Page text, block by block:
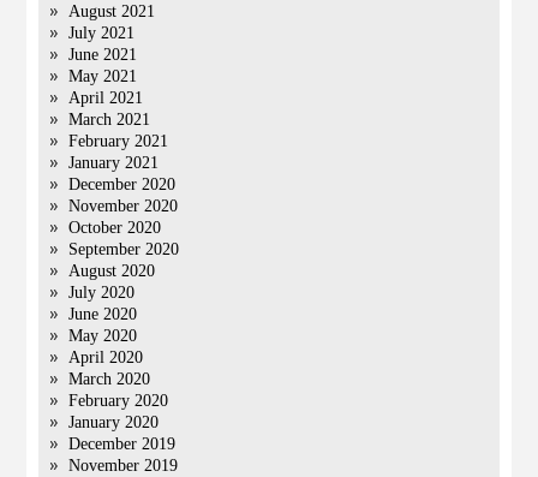
August 2021
July 2021
June 2021
May 2021
April 2021
March 2021
February 2021
January 2021
December 2020
November 2020
October 2020
September 2020
August 2020
July 2020
June 2020
May 2020
April 2020
March 2020
February 2020
January 2020
December 2019
November 2019